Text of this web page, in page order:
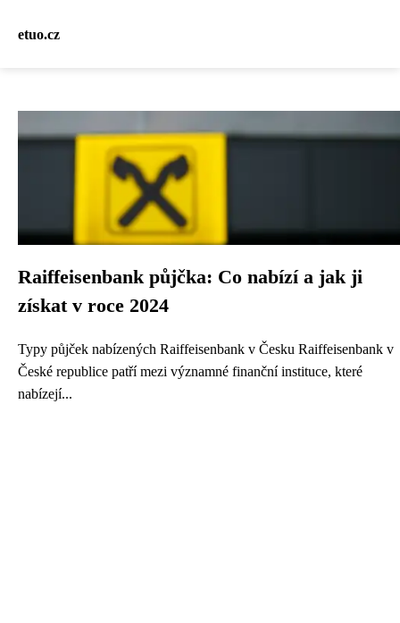
etuo.cz
Raiffeisenbank půjčka: Co nabízí a jak ji
získat v roce 2024
Typy půjček nabízených Raiffeisenbank v Česku Raiffeisenbank v
České republice patří mezi významné finanční instituce, které
nabízejí...